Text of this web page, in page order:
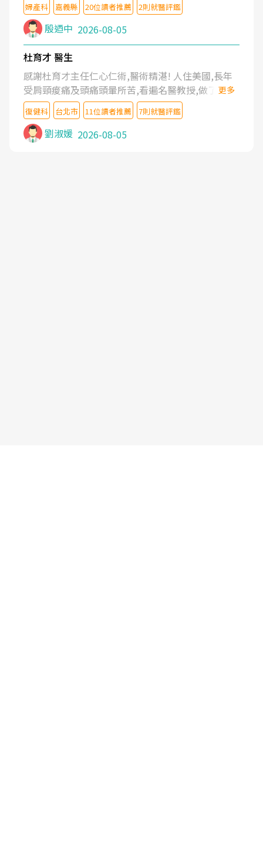
婦產科 嘉義縣 20位讀者推薦 2則就醫評鑑
殷迺中 2026-08-05
杜育才 醫生
感謝杜育才主任仁心仁術,醫術精湛! 人住美國,長年
受肩頸痠痛及頭痛頭暈所苦,看遍名醫教授,做了各種
檢查,也嘗試過西醫打針,中醫針灸及物理徒手治療都
沒有用,後來連吃到嗎啡類止痛藥都效果有限,只是壓
症狀,沒多久就痛起來,多年失眠嚴重影響生活品質.
台灣親友介紹忠孝醫院杜育才主任是頸頭症候群專
更多
復健科 台北市 11位讀者推薦 7則就醫評鑑
劉淑媛 2026-08-05